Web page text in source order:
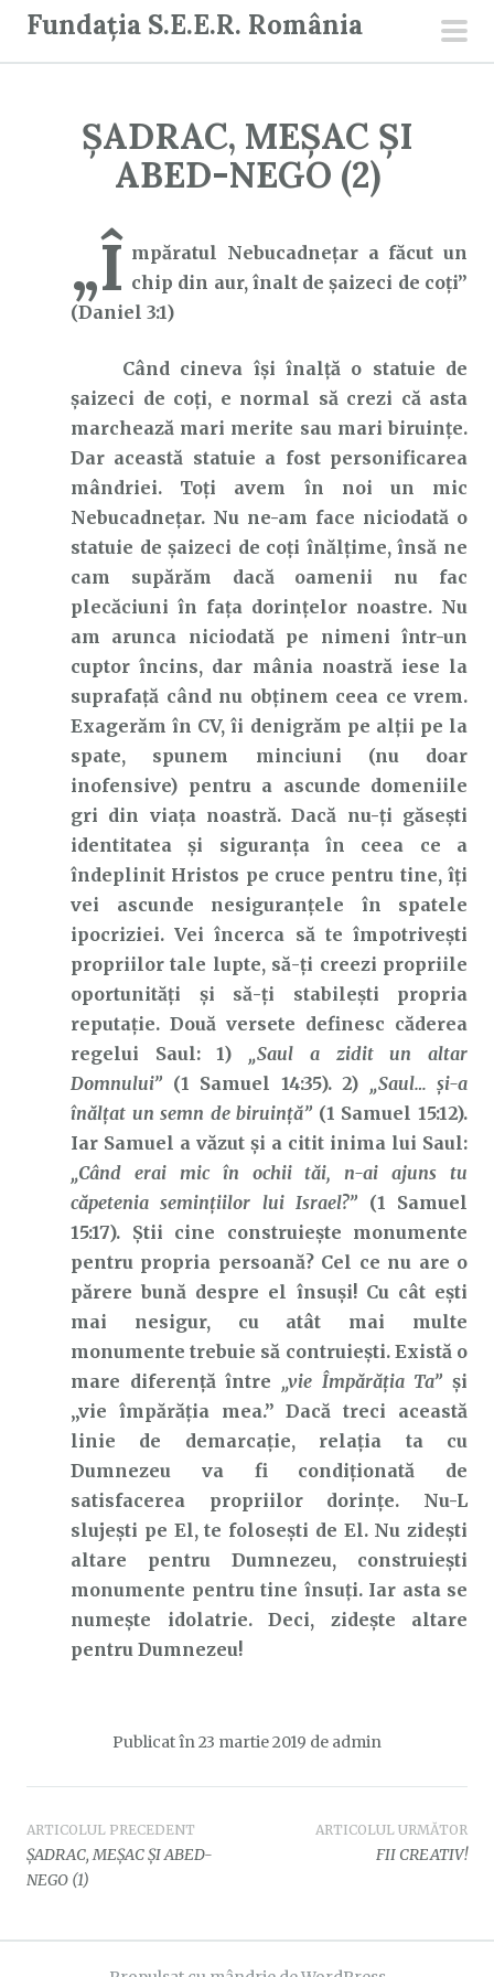
Fundația S.E.E.R. România
ȘADRAC, MEȘAC ȘI
ABED-NEGO (2)
„Î mpăratul Nebucadneţar a făcut un
chip din aur, înalt de şaizeci de coţi”
(Daniel 3:1)
Când cineva își înalță o statuie de
șaizeci de coți, e normal să crezi că asta
marchează mari merite sau mari biruințe.
Dar această statuie a fost personificarea
mândriei. Toți avem în noi un mic
Nebucadnețar. Nu ne-am face niciodată o
statuie de șaizeci de coți înălțime, însă ne
cam supărăm dacă oamenii nu fac
plecăciuni în fața dorințelor noastre. Nu
am arunca niciodată pe nimeni într-un
cuptor încins, dar mânia noastră iese la
suprafață când nu obținem ceea ce vrem.
Exagerăm în CV, îi denigrăm pe alții pe la
spate, spunem minciuni (nu doar
inofensive) pentru a ascunde domeniile
gri din viața noastră. Dacă nu-ți găsești
identitatea și siguranța în ceea ce a
îndeplinit Hristos pe cruce pentru tine, îți
vei ascunde nesiguranțele în spatele
ipocriziei. Vei încerca să te împotrivești
propriilor tale lupte, să-ți creezi propriile
oportunități și să-ți stabilești propria
reputație. Două versete definesc căderea
regelui Saul: 1) „Saul a zidit un altar
Domnului” (1 Samuel 14:35). 2) „Saul… şi-a
înălţat un semn de biruinţă” (1 Samuel 15:12).
Iar Samuel a văzut și a citit inima lui Saul:
„Când erai mic în ochii tăi, n-ai ajuns tu
căpetenia seminţiilor lui Israel?” (1 Samuel
15:17). Știi cine construiește monumente
pentru propria persoană? Cel ce nu are o
părere bună despre el însuși! Cu cât ești
mai nesigur, cu atât mai multe
monumente trebuie să contruiești. Există o
mare diferență între „vie Împărăția Ta” și
„vie împărăția mea.” Dacă treci această
linie de demarcație, relația ta cu
Dumnezeu va fi condiționată de
satisfacerea propriilor dorințe. Nu-L
slujești pe El, te folosești de El. Nu zidești
altare pentru Dumnezeu, construiești
monumente pentru tine însuți. Iar asta se
numește idolatrie. Deci, zidește altare
pentru Dumnezeu!
Publicat în 23 martie 2019 de admin
Navigare
în
ARTICOLUL PRECEDENT
ȘADRAC, MEȘAC ȘI ABED-
NEGO (1)
ARTICOLUL URMĂTOR
FII CREATIV!